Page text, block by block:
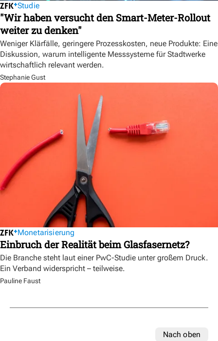
Studie
"Wir haben versucht den Smart-Meter-Rollout
weiter zu denken"
Weniger Klärfälle, geringere Prozesskosten, neue Produkte: Eine
Diskussion, warum intelligente Messsysteme für Stadtwerke
wirtschaftlich relevant werden.
Stephanie Gust
Monetarisierung
Einbruch der Realität beim Glasfasernetz?
Die Branche steht laut einer PwC-Studie unter großem Druck.
Ein Verband widerspricht – teilweise.
Pauline Faust
Nach oben